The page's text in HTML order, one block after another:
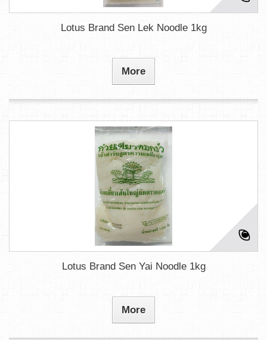
Lotus Brand Sen Lek Noodle 1kg
More
Lotus Brand Sen Yai Noodle 1kg
More